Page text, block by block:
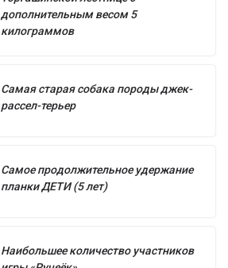
дополнительным весом 5
килограммов
Самая старая собака породы джек-
рассел-терьер
Самое продолжительное удержание
планки ДЕТИ (5 лет)
Наибольшее количество участников